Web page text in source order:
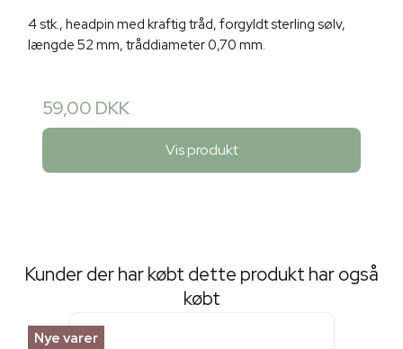
4 stk., headpin med kraftig tråd, forgyldt sterling sølv,
længde 52 mm, tråddiameter 0,70 mm.
59,00 DKK
Vis produkt
Kunder der har købt dette produkt har også
købt
Nye varer